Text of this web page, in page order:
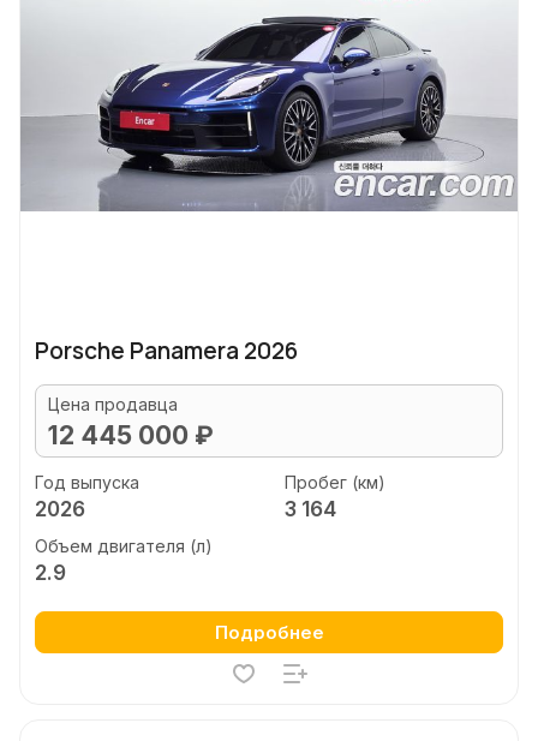
Porsche Panamera 2026
Цена продавца
12 445 000 ₽
Год выпуска
2026
Пробег (км)
3 164
Объем двигателя (л)
2.9
Подробнее